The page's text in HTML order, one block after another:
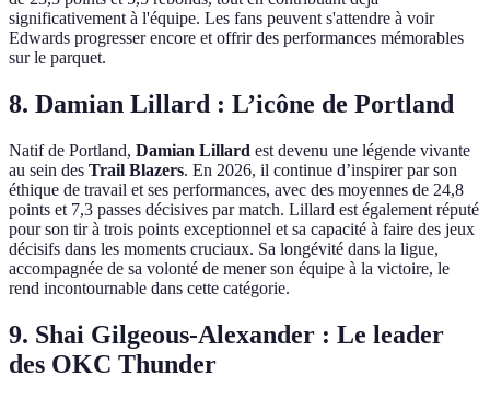
significativement à l'équipe. Les fans peuvent s'attendre à voir
Edwards progresser encore et offrir des performances mémorables
sur le parquet.
8. Damian Lillard : L’icône de Portland
Natif de Portland, Damian Lillard est devenu une légende vivante
au sein des Trail Blazers. En 2026, il continue d’inspirer par son
éthique de travail et ses performances, avec des moyennes de 24,8
points et 7,3 passes décisives par match. Lillard est également réputé
pour son tir à trois points exceptionnel et sa capacité à faire des jeux
décisifs dans les moments cruciaux. Sa longévité dans la ligue,
accompagnée de sa volonté de mener son équipe à la victoire, le
rend incontournable dans cette catégorie.
9. Shai Gilgeous-Alexander : Le leader
des OKC Thunder